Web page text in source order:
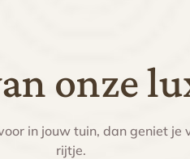
onze
in jouw tuin, dan geniet
rijtje.